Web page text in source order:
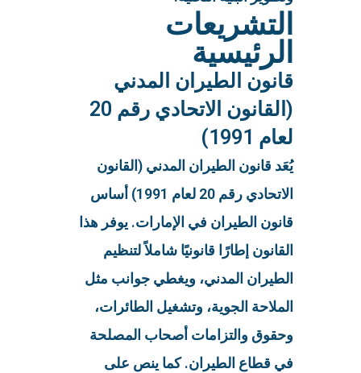
التشريعات
الرئيسية
قانون الطيران المدني
(القانون الاتحادي رقم 20
لعام 1991)
يُعَد قانون الطيران المدني (القانون
الاتحادي رقم 20 لعام 1991) أساس
قانون الطيران في الإمارات. يوفر هذا
القانون إطارًا قانونيًا شاملاً لتنظيم
الطيران المدني، ويغطي جوانب مثل
الملاحة الجوية، وتشغيل الطائرات،
وحقوق والتزامات أصحاب المصلحة
في قطاع الطيران. كما ينص على